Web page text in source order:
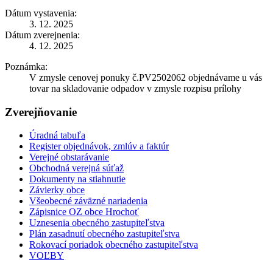
Dátum vystavenia:
3. 12. 2025
Dátum zverejnenia:
4. 12. 2025
Poznámka:
V zmysle cenovej ponuky č.PV2502062 objednávame u vás
tovar na skladovanie odpadov v zmysle rozpisu prílohy
Zverejňovanie
Úradná tabuľa
Register objednávok, zmlúv a faktúr
Verejné obstarávanie
Obchodná verejná súťaž
Dokumenty na stiahnutie
Závierky obce
Všeobecné záväzné nariadenia
Zápisnice OZ obce Hrochoť
Uznesenia obecného zastupiteľstva
Plán zasadnutí obecného zastupiteľstva
Rokovací poriadok obecného zastupiteľstva
VOĽBY